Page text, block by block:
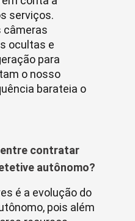
serviços.
câmeras
ocultas e
para
o nosso
barateia o
entre contratar
autônomo?
é a evolução do
pois além